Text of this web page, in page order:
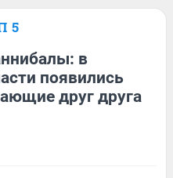
5
в
появились
друг друга